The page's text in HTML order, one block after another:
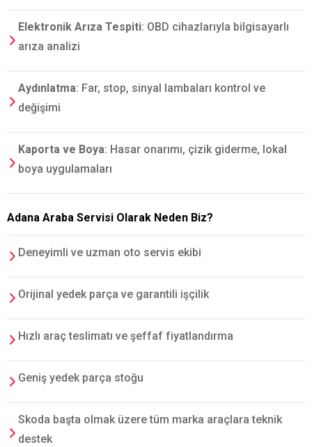
Elektronik Arıza Tespiti: OBD cihazlarıyla bilgisayarlı
arıza analizi
Aydınlatma: Far, stop, sinyal lambaları kontrol ve
değişimi
Kaporta ve Boya: Hasar onarımı, çizik giderme, lokal
boya uygulamaları
Adana Araba Servisi Olarak Neden Biz?
Deneyimli ve uzman oto servis ekibi
Orijinal yedek parça ve garantili işçilik
Hızlı araç teslimatı ve şeffaf fiyatlandırma
Geniş yedek parça stoğu
Skoda başta olmak üzere tüm marka araçlara teknik
destek